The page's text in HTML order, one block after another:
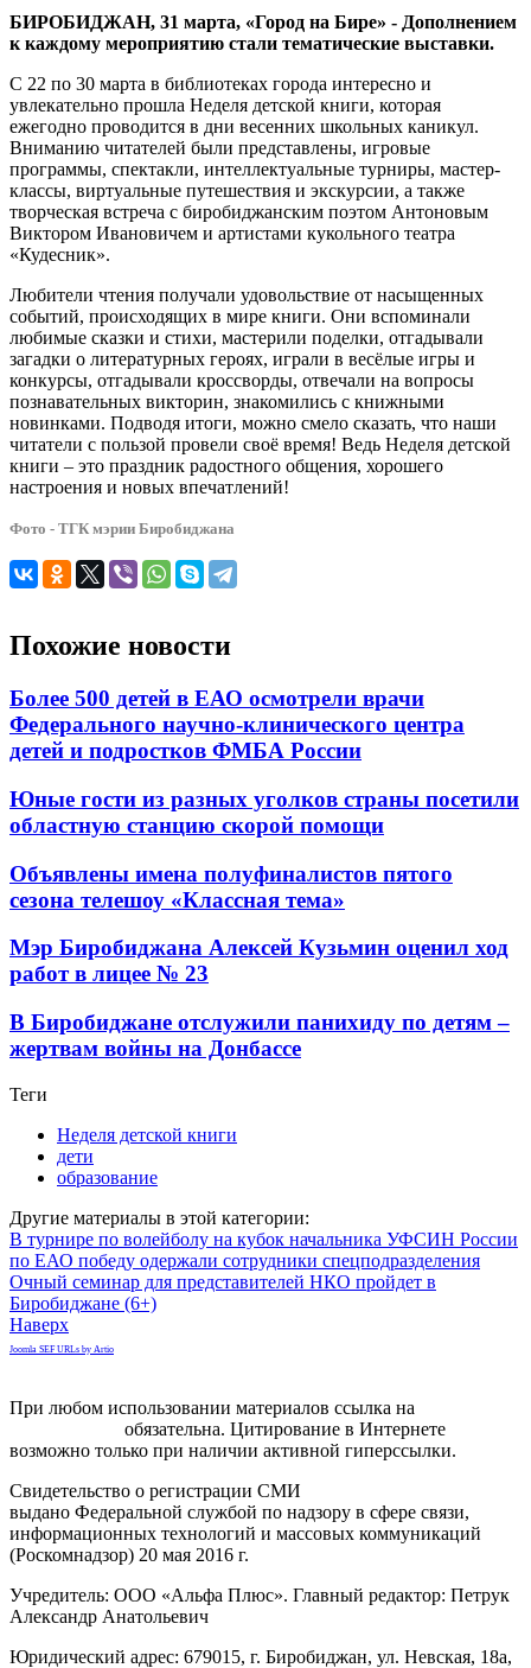
БИРОБИДЖАН, 31 марта, «Город на Бире» - Дополнением
к каждому мероприятию стали тематические выставки.
С 22 по 30 марта в библиотеках города интересно и
увлекательно прошла Неделя детской книги, которая
ежегодно проводится в дни весенних школьных каникул.
Вниманию читателей были представлены, игровые
программы, спектакли, интеллектуальные турниры, мастер-
классы, виртуальные путешествия и экскурсии, а также
творческая встреча с биробиджанским поэтом Антоновым
Виктором Ивановичем и артистами кукольного театра
«Кудесник».
Любители чтения получали удовольствие от насыщенных
событий, происходящих в мире книги. Они вспоминали
любимые сказки и стихи, мастерили поделки, отгадывали
загадки о литературных героях, играли в весёлые игры и
конкурсы, отгадывали кроссворды, отвечали на вопросы
познавательных викторин, знакомились с книжными
новинками. Подводя итоги, можно смело сказать, что наши
читатели с пользой провели своё время! Ведь Неделя детской
книги – это праздник радостного общения, хорошего
настроения и новых впечатлений!
Фото - ТГК мэрии Биробиджана
Похожие новости
Более 500 детей в ЕАО осмотрели врачи
Федерального научно-клинического центра
детей и подростков ФМБА России
Юные гости из разных уголков страны посетили
областную станцию скорой помощи
Объявлены имена полуфиналистов пятого
сезона телешоу «Классная тема»
Мэр Биробиджана Алексей Кузьмин оценил ход
работ в лицее № 23
В Биробиджане отслужили панихиду по детям –
жертвам войны на Донбассе
Теги
Неделя детской книги
дети
образование
Другие материалы в этой категории:
В турнире по волейболу на кубок начальника УФСИН России
по ЕАО победу одержали сотрудники спецподразделения
Очный семинар для представителей НКО пройдет в
Биробиджане (6+)
Наверх
Joomla SEF URLs by Artio
При любом использовании материалов ссылка на
обязательна. Цитирование в Интернете
возможно только при наличии активной гиперссылки.
Свидетельство о регистрации СМИ
выдано Федеральной службой по надзору в сфере связи,
информационных технологий и массовых коммуникаций
(Роскомнадзор) 20 мая 2016 г.
Учредитель: ООО «Альфа Плюс». Главный редактор: Петрук
Александр Анатольевич
Юридический адрес: 679015, г. Биробиджан, ул. Невская, 18а,